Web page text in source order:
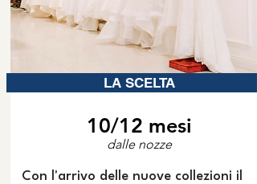
LA SCELTA
10/12 mesi
dalle nozze
Con l'arrivo delle nuove collezioni il